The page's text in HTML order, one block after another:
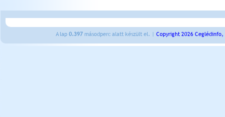
A lap 0.397 másodperc alatt készült el. | Copyright 2026